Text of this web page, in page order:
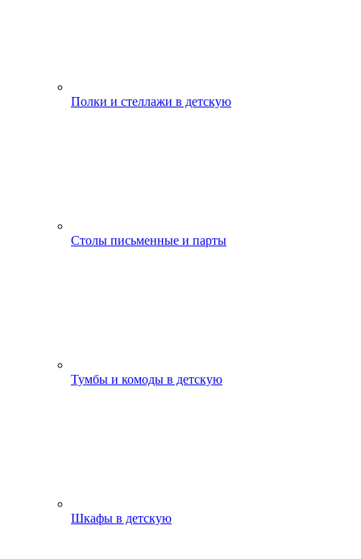
Полки и стеллажи в детскую
Столы письменные и парты
Тумбы и комоды в детскую
Шкафы в детскую